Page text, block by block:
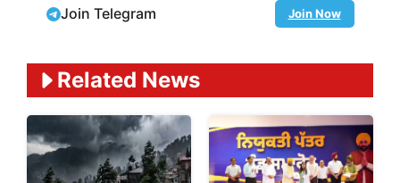
Join Telegram Join Now
Related News